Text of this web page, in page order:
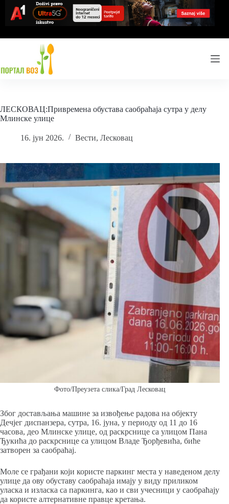
content
ЛЕСКОВАЦ:Привремена обустава саобраћаја сутра у делу
Млинске улице
16. јун 2026. Вести, Лесковац
Фото/Преузета слика/Град Лесковац
Због достављања машине за извођење радова на објекту
Дечјег диспанзера, сутра, 16. јуна, у периоду од 11 до 16
часова, део Млинске улице, од раскрснице са улицом Пана
Ђукића до раскрснице са улицом Владе Ђорђевића, биће
затворен за саобраћај.
Моле се грађани који користе паркинг места у наведеном делу
улице да ову обуставу саобраћаја имају у виду приликом
уласка и изласка са паркинга, као и сви учесници у саобраћају
да користе алтернативне правце кретања.